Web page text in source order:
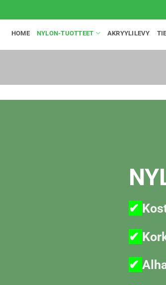
HOME NYLON-TUOTTEET AKRYYLILEVY
✔
✔
✔